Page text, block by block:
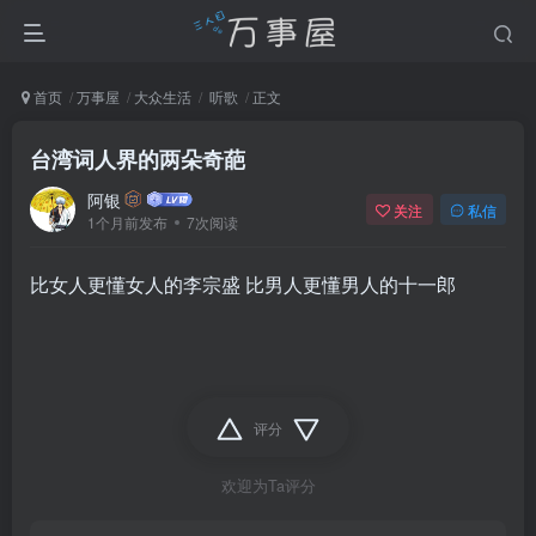
首页 万事屋 大众生活 听歌 正文
台湾词人界的两朵奇葩
阿银
1个月前发布 7次阅读
关注 私信
比女人更懂女人的李宗盛 比男人更懂男人的十一郎
评分
欢迎为Ta评分